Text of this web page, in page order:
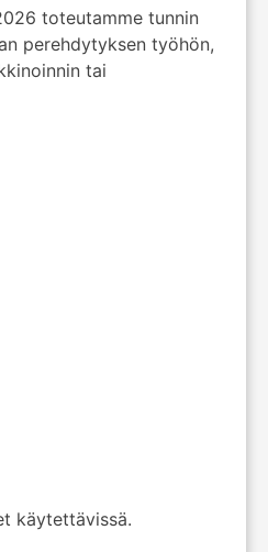
toteutamme tunnin
perehdytyksen työhön,
tai
käytettävissä.